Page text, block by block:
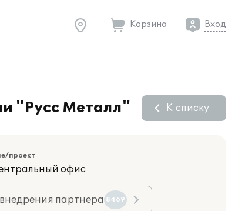
Корзина Вход
"Русс Металл" К списку
проект
офис
партнера 8469